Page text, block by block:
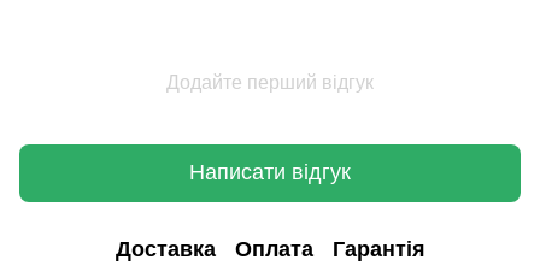
Додайте перший відгук
Написати відгук
Доставка Оплата Гарантія